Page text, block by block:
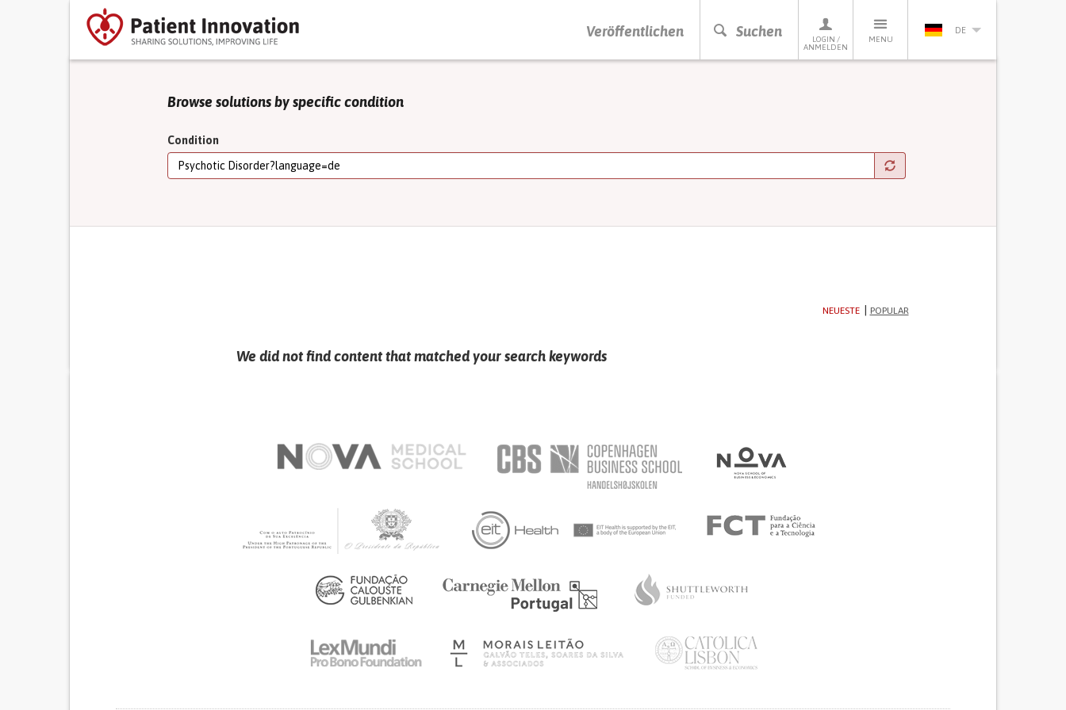
Veröffentlichen Suchen
LOGIN /
ANMELDEN
MENU
DE
DRÜCKEN SIE AUF ENTER UM DIE SUCHE ZU STARTEN
Browse solutions by specific condition
Condition
NEUESTE POPULAR
We did not find content that matched your search keywords